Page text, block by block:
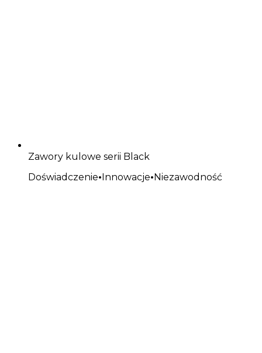
Zawory kulowe serii Black
Doświadczenie•Innowacje•Niezawodność